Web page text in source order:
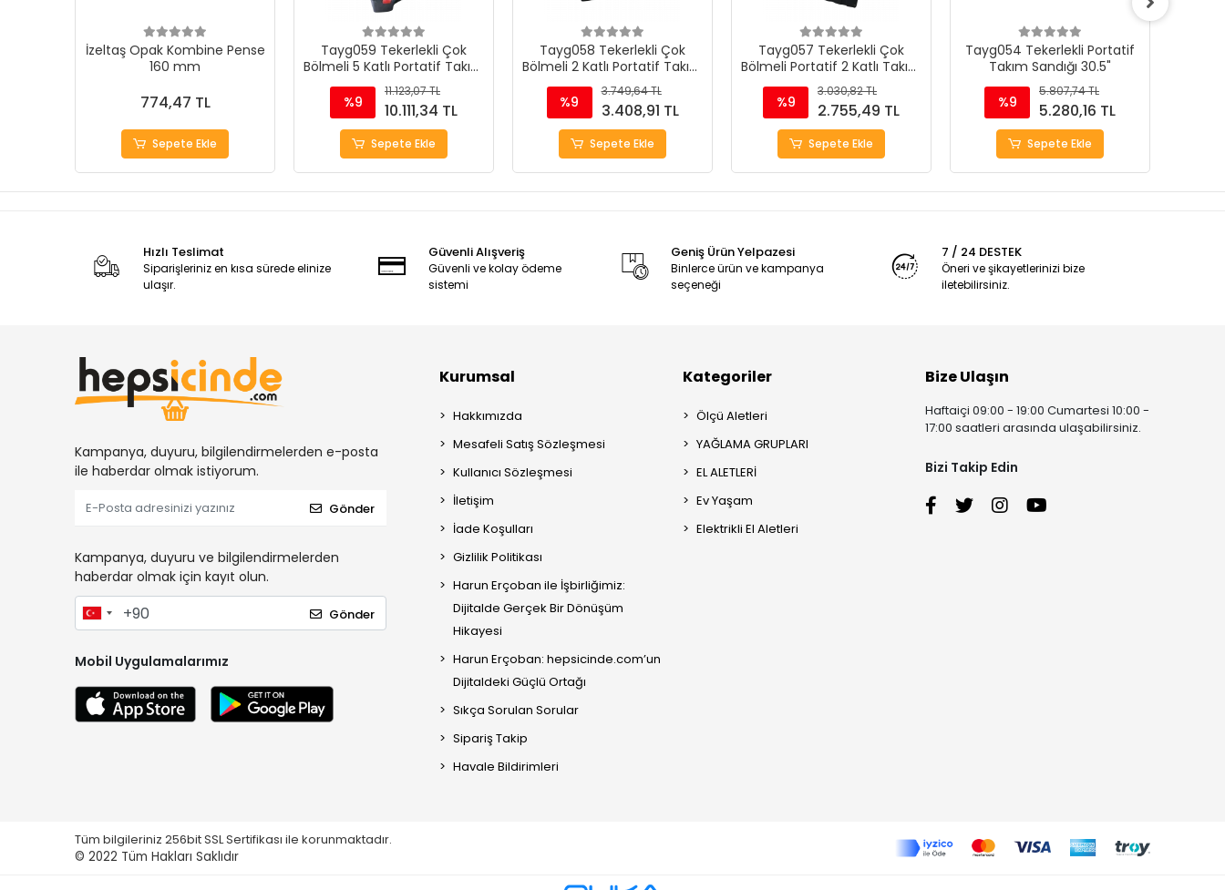
İzeltaş Opak Kombine Pense
160 mm
774,47 TL
Sepete Ekle
Tayg059 Tekerlekli Çok
Bölmeli 5 Katlı Portatif Takım
Çantası 20"
%9
11.123,07 TL
10.111,34 TL
Sepete Ekle
Tayg058 Tekerlekli Çok
Bölmeli 2 Katlı Portatif Takım
Çantası 18.5"
%9
3.749,64 TL
3.408,91 TL
Sepete Ekle
Tayg057 Tekerlekli Çok
Bölmeli Portatif 2 Katlı Takım
Çantası 18.5"
%9
3.030,82 TL
2.755,49 TL
Sepete Ekle
Tayg054 Tekerlekli Portatif
Takım Sandığı 30.5"
%9
5.807,74 TL
5.280,16 TL
Sepete Ekle
Hızlı Teslimat
Siparişleriniz en kısa sürede elinize
ulaşır.
Güvenli Alışveriş
Güvenli ve kolay ödeme
sistemi
Geniş Ürün Yelpazesi
Binlerce ürün ve kampanya
seçeneği
7 / 24 DESTEK
Öneri ve şikayetlerinizi bize
iletebilirsiniz.
Kampanya, duyuru, bilgilendirmelerden e-posta
ile haberdar olmak istiyorum.
Gönder
Kampanya, duyuru ve bilgilendirmelerden
haberdar olmak için kayıt olun.
Gönder
Mobil Uygulamalarımız
Kurumsal
Hakkımızda
Mesafeli Satış Sözleşmesi
Kullanıcı Sözleşmesi
İletişim
İade Koşulları
Gizlilik Politikası
Harun Erçoban ile İşbirliğimiz:
Dijitalde Gerçek Bir Dönüşüm
Hikayesi
Harun Erçoban: hepsicinde.com’un
Dijitaldeki Güçlü Ortağı
Sıkça Sorulan Sorular
Sipariş Takip
Havale Bildirimleri
Kategoriler
Ölçü Aletleri
YAĞLAMA GRUPLARI
EL ALETLERİ
Ev Yaşam
Elektrikli El Aletleri
Bize Ulaşın
Haftaiçi 09:00 - 19:00 Cumartesi 10:00 -
17:00 saatleri arasında ulaşabilirsiniz.
Bizi Takip Edin
Tüm bilgileriniz 256bit SSL Sertifikası ile korunmaktadır.
© 2022 Tüm Hakları Saklıdır